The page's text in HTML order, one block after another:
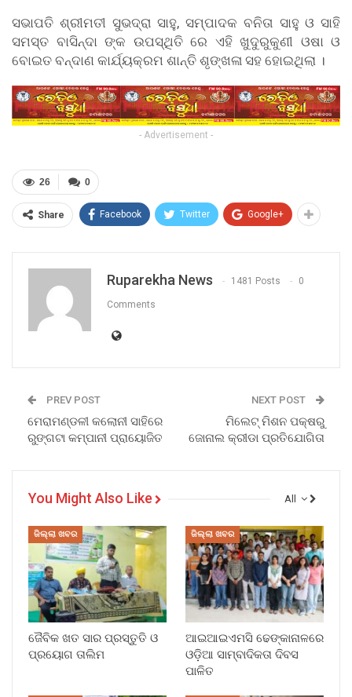
ସଭାପତି ଶ୍ରୀମତୀ ସୁଭଦ୍ରା ସାହୁ, ସମ୍ପାଦକ ବନିତା ସାହୁ ଓ ସାହି
ସମସ୍ତ ବାସିନ୍ଦା ଙ୍କ ଉପସ୍ଥିତି ରେ ଏହି ଖୁଦୁରୁକୁଣୀ ଓଷା ଓ
ବୋଇତ ବନ୍ଦାଣ କାର୍ଯ୍ୟକ୍ରମ ଶାନ୍ତି ଶୃଙ୍ଖଳା ସହ ହୋଇଥିଲା ।
- Advertisement -
0
26
Share Facebook Twitter Google+
Ruparekha News 1481 Posts 0
Comments
PREV POST
ମେରାମଣ୍ଡଳୀ କଲୋନୀ ସାହିରେ
ରୁଙ୍ଗଟା କମ୍ପାନୀ ପ୍ରାୟୋଜିତ
NEXT POST
ମିଲେଟ୍ ମିଶନ ପକ୍ଷରୁ
ଜୋନାଲ କ୍ରୀଡା ପ୍ରତିଯୋଗିତା
All
You Might Also Like
ଜିଲ୍ଲା ଖବର
ଜୈବିକ ଖତ ସାର ପ୍ରସ୍ତୁତି ଓ
ପ୍ରୟୋଗ ତାଲିମ
ଜିଲ୍ଲା ଖବର
ଆଇଆଇଏମସି ଢେଙ୍କାନାଳରେ
ଓଡ଼ିଆ ସାମ୍ବାଦିକତା ଦିବସ
ପାଳିତ